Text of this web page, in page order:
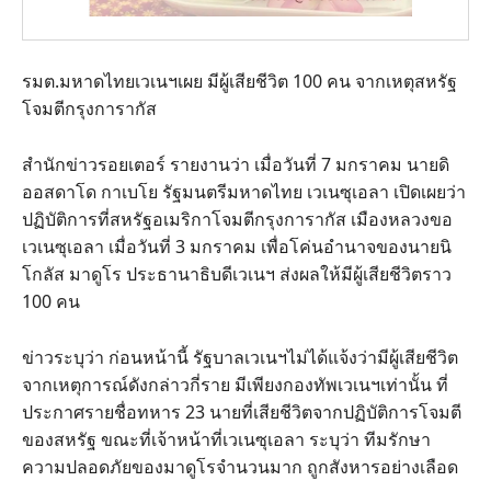
รมต.มหาดไทยเวเนฯเผย มีผู้เสียชีวิต 100 คน จากเหตุสหรัฐ
โจมตีกรุงการากัส
สำนักข่าวรอยเตอร์ รายงานว่า เมื่อวันที่ 7 มกราคม นายดิ
ออสดาโด กาเบโย รัฐมนตรีมหาดไทย เวเนซุเอลา เปิดเผยว่า
ปฏิบัติการที่สหรัฐอเมริกาโจมตีกรุงการากัส เมืองหลวงขอ
เวเนซุเอลา เมื่อวันที่ 3 มกราคม เพื่อโค่นอำนาจของนายนิ
โกลัส มาดูโร ประธานาธิบดีเวเนฯ ส่งผลให้มีผู้เสียชีวิตราว
100 คน
ข่าวระบุว่า ก่อนหน้านี้ รัฐบาลเวเนฯไม่ได้แจ้งว่ามีผู้เสียชีวิต
จากเหตุการณ์ดังกล่าวกี่ราย มีเพียงกองทัพเวเนฯเท่านั้น ที่
ประกาศรายชื่อทหาร 23 นายที่เสียชีวิตจากปฏิบัติการโจมตี
ของสหรัฐ ขณะที่เจ้าหน้าที่เวเนซุเอลา ระบุว่า ทีมรักษา
ความปลอดภัยของมาดูโรจำนวนมาก ถูกสังหารอย่างเลือด